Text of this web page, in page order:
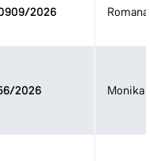
2026
2026 Monika